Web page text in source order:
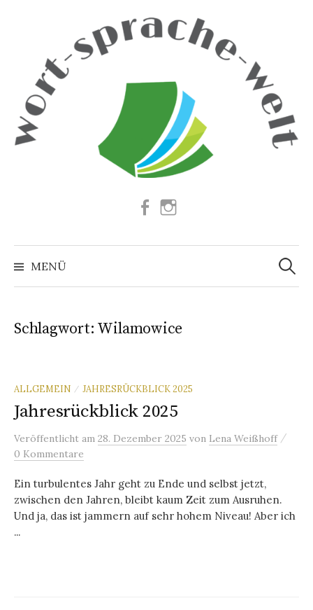
Facebook
MENÜ
Suchen
nach:
Schlagwort: Wilamowice
ALLGEMEIN / JAHRESRÜCKBLICK 2025
Jahresrückblick 2025
Veröffentlicht am 28. Dezember 2025 von Lena Weißhoff /
0 Kommentare
Ein turbulentes Jahr geht zu Ende und selbst jetzt,
zwischen den Jahren, bleibt kaum Zeit zum Ausruhen.
Und ja, das ist jammern auf sehr hohem Niveau! Aber ich
...